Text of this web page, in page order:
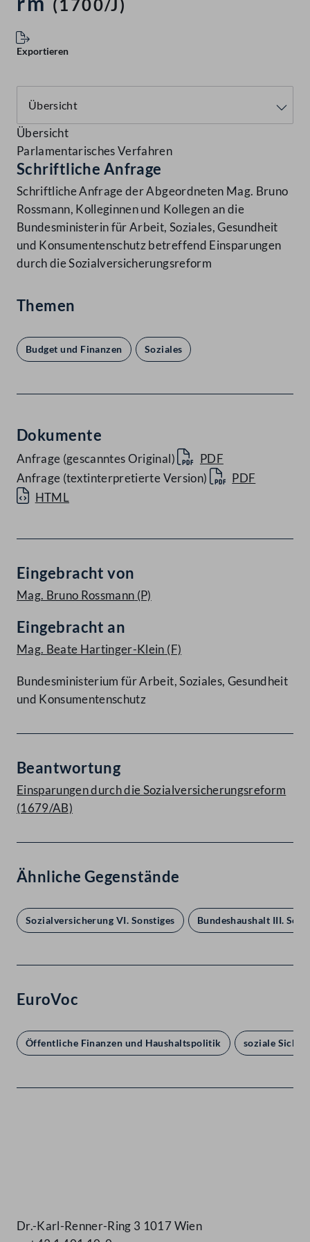
(1700/J)
Exportieren
Übersicht
Parlamentarisches Verfahren
Schriftliche Anfrage
Schriftliche Anfrage der Abgeordneten Mag. Bruno
Rossmann, Kolleginnen und Kollegen an die
Bundesministerin für Arbeit, Soziales, Gesundheit
und Konsumentenschutz betreffend Einsparungen
durch die Sozialversicherungsreform
Themen
Budget und Finanzen Soziales
Dokumente
Anfrage (gescanntes Original)
PDF
Anfrage (textinterpretierte Version)
PDF
HTML
Eingebracht von
Mag. Bruno Rossmann (P)
Eingebracht an
Mag. Beate Hartinger-Klein (F)
Bundesministerium für Arbeit, Soziales, Gesundheit
und Konsumentenschutz
Beantwortung
Einsparungen durch die Sozialversicherungsreform
(1679/AB)
Ähnliche Gegenstände
Sozialversicherung VI. Sonstiges Bundeshaushalt III.
EuroVoc
Öffentliche Finanzen und Haushaltspolitik soziale
Dr.-Karl-Renner-Ring 3 1017 Wien